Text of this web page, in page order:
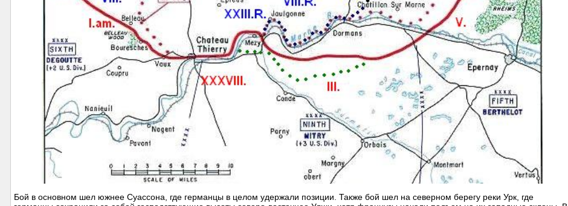
Бой в основном шел южнее Суассона, где германцы в целом удержали позиции. Также бой шел на северном берегу реки Урк, где